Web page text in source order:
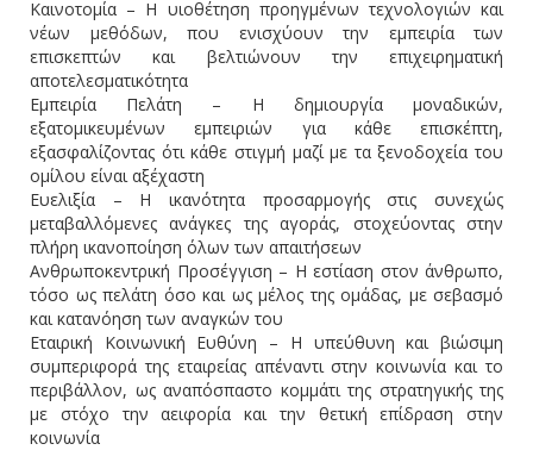
Καινοτομία – Η υιοθέτηση προηγμένων τεχνολογιών και
νέων μεθόδων, που ενισχύουν την εμπειρία των
επισκεπτών και βελτιώνουν την επιχειρηματική
αποτελεσματικότητα
Εμπειρία Πελάτη – Η δημιουργία μοναδικών,
εξατομικευμένων εμπειριών για κάθε επισκέπτη,
εξασφαλίζοντας ότι κάθε στιγμή μαζί με τα ξενοδοχεία του
ομίλου είναι αξέχαστη
Ευελιξία – Η ικανότητα προσαρμογής στις συνεχώς
μεταβαλλόμενες ανάγκες της αγοράς, στοχεύοντας στην
πλήρη ικανοποίηση όλων των απαιτήσεων
Ανθρωποκεντρική Προσέγγιση – Η εστίαση στον άνθρωπο,
τόσο ως πελάτη όσο και ως μέλος της ομάδας, με σεβασμό
και κατανόηση των αναγκών του
Εταιρική Κοινωνική Ευθύνη – Η υπεύθυνη και βιώσιμη
συμπεριφορά της εταιρείας απέναντι στην κοινωνία και το
περιβάλλον, ως αναπόσπαστο κομμάτι της στρατηγικής της
με στόχο την αειφορία και την θετική επίδραση στην
κοινωνία